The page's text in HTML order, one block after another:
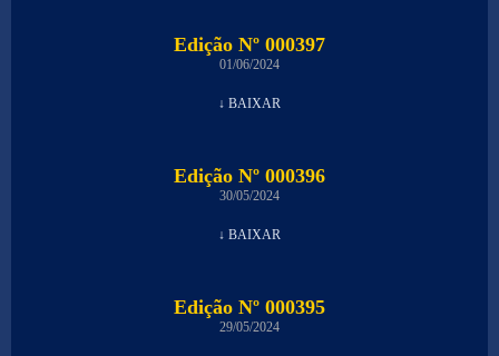
Edição Nº 000397
01/06/2024
↓ BAIXAR
Edição Nº 000396
30/05/2024
↓ BAIXAR
Edição Nº 000395
29/05/2024